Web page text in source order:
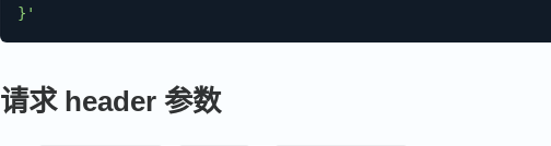
}'
请求 header 参数